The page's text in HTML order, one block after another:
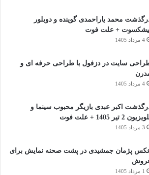
محمد یاراحمدی گوینده و دوبلور
+ علت فوت
4 مرداد 1405
سایت در دزفول با طراحی حرفه‌ ای و
4 مرداد 1405
اکبر عبدی بازیگر محبوب سینما و
2 تیر 1405 + علت فوت
3 مرداد 1405
پژمان جمشیدی در پشت صحنه نمایش برای
1 مرداد 1405